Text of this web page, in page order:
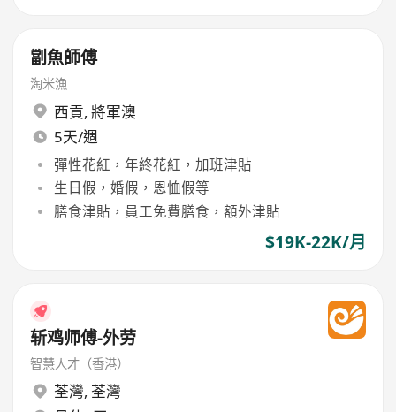
劏魚師傅
淘米漁
西貢, 將軍澳
5天/週
彈性花紅，年終花紅，加班津貼
生日假，婚假，恩恤假等
膳食津貼，員工免費膳食，額外津貼
$19K-22K/月
斩鸡师傅-外劳
智慧人才（香港）
荃灣, 荃灣